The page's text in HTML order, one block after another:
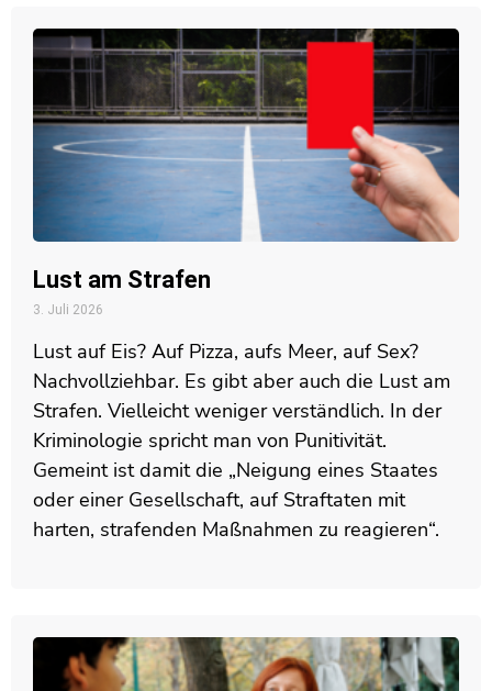
Lust am Strafen
3. Juli 2026
Lust auf Eis? Auf Pizza, aufs Meer, auf Sex?
Nachvollziehbar. Es gibt aber auch die Lust am
Strafen. Vielleicht weniger verständlich. In der
Kriminologie spricht man von Punitivität.
Gemeint ist damit die „Neigung eines Staates
oder einer Gesellschaft, auf Straftaten mit
harten, strafenden Maßnahmen zu reagieren“.